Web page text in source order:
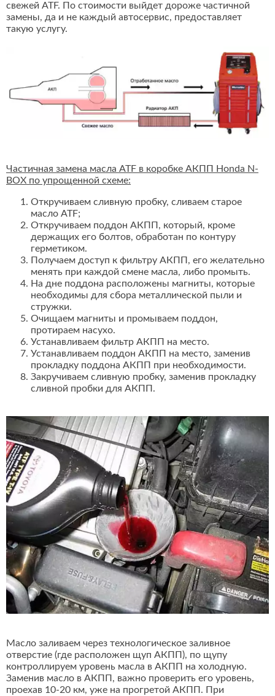
свежей ATF. По стоимости выйдет дороже частичной
замены, да и не каждый автосервис, предоставляет
такую услугу.
Частичная замена масла ATF в коробке АКПП Honda N-
BOX по упрощенной схеме:
Откручиваем сливную пробку, сливаем старое
масло ATF;
Откручиваем поддон АКПП, который, кроме
держащих его болтов, обработан по контуру
герметиком.
Получаем доступ к фильтру АКПП, его желательно
менять при каждой смене масла, либо промыть.
На дне поддона расположены магниты, которые
необходимы для сбора металлической пыли и
стружки.
Очищаем магниты и промываем поддон,
протираем насухо.
Устанавливаем фильтр АКПП на место.
Устанавливаем поддон АКПП на место, заменив
прокладку поддона АКПП при необходимости.
Закручиваем сливную пробку, заменив прокладку
сливной пробки для АКПП.
Масло заливаем через технологическое заливное
отверстие (где расположен щуп АКПП), по щупу
контроллируем уровень масла в АКПП на холодную.
Заменив масло в АКПП, важно проверить его уровень,
проехав 10-20 км, уже на прогретой АКПП. При